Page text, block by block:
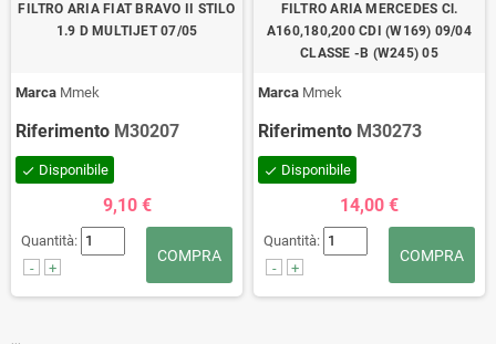
FILTRO ARIA FIAT BRAVO II STILO
1.9 D MULTIJET 07/05
Marca Mmek
Riferimento M30207
check Disponibile
9,10 €
Quantità:
-
+
COMPRA
FILTRO ARIA MERCEDES Cl.
A160,180,200 CDI (W169) 09/04
CLASSE -B (W245) 05
Marca Mmek
Riferimento M30273
check Disponibile
14,00 €
Quantità:
-
+
COMPRA
,,,